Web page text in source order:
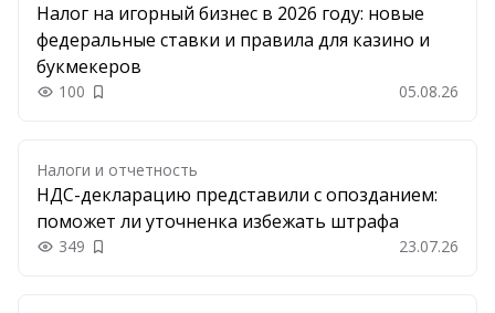
Налог на игорный бизнес в 2026 году: новые
федеральные ставки и правила для казино и
букмекеров
100 Добавить в закладки 05.08.26
Налоги и отчетность
НДС-декларацию представили с опозданием:
поможет ли уточненка избежать штрафа
349 Добавить в закладки 23.07.26